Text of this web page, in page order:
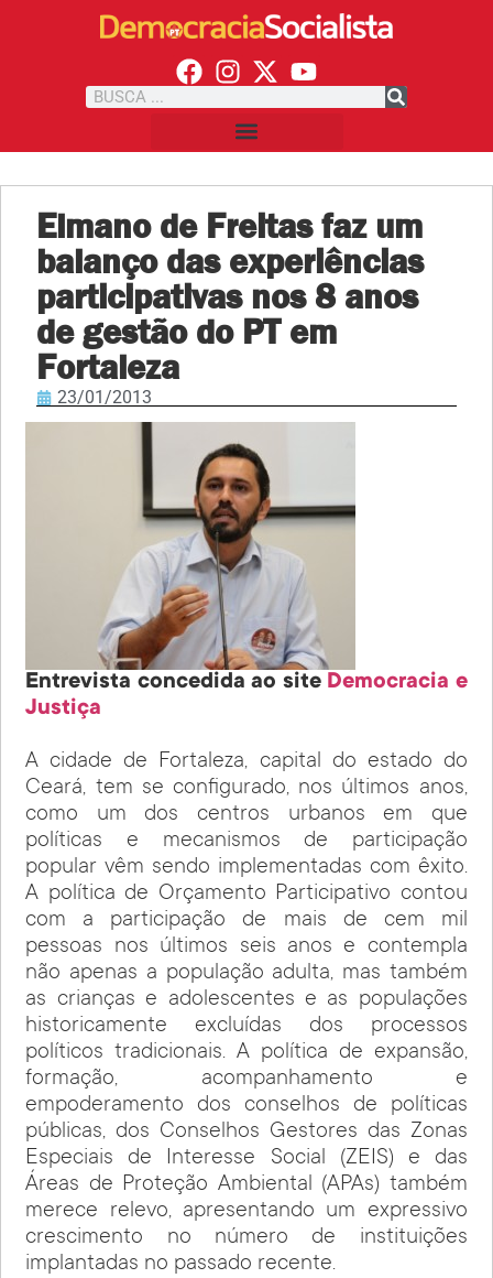
Elmano de Freitas faz um
balanço das experiências
participativas nos 8 anos
de gestão do PT em
Fortaleza
23/01/2013
Entrevista concedida ao site Democracia e
Justiça
A cidade de Fortaleza, capital do estado do
Ceará, tem se configurado, nos últimos anos,
como um dos centros urbanos em que
políticas e mecanismos de participação
popular vêm sendo implementadas com êxito.
A política de Orçamento Participativo contou
com a participação de mais de cem mil
pessoas nos últimos seis anos e contempla
não apenas a população adulta, mas também
as crianças e adolescentes e as populações
historicamente excluídas dos processos
políticos tradicionais. A política de expansão,
formação, acompanhamento e
empoderamento dos conselhos de políticas
públicas, dos Conselhos Gestores das Zonas
Especiais de Interesse Social (ZEIS) e das
Áreas de Proteção Ambiental (APAs) também
merece relevo, apresentando um expressivo
crescimento no número de instituições
implantadas no passado recente.